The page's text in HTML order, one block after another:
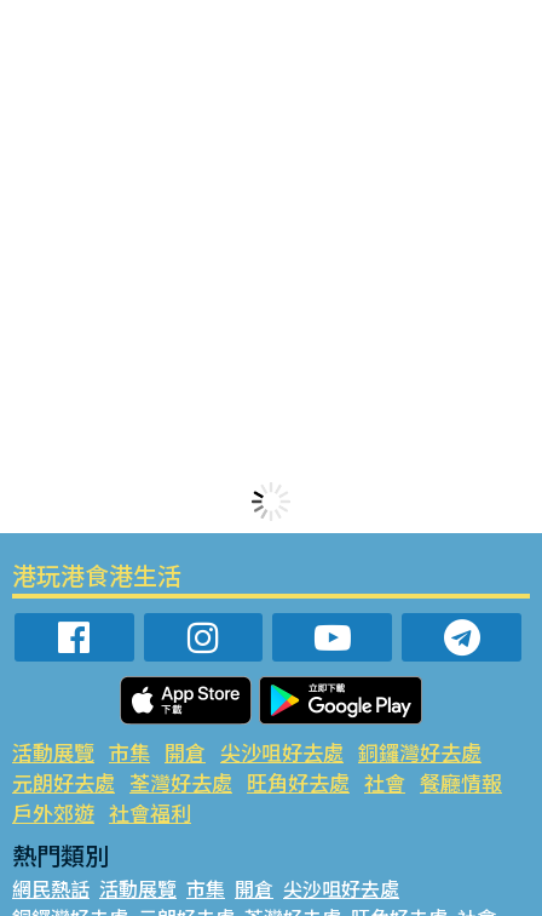
港玩港食港生活
活動展覽 市集 開倉 尖沙咀好去處 銅鑼灣好去處
元朗好去處 荃灣好去處 旺角好去處 社會 餐廳情報
戶外郊遊 社會福利
熱門類別
網民熱話 活動展覽 市集 開倉 尖沙咀好去處